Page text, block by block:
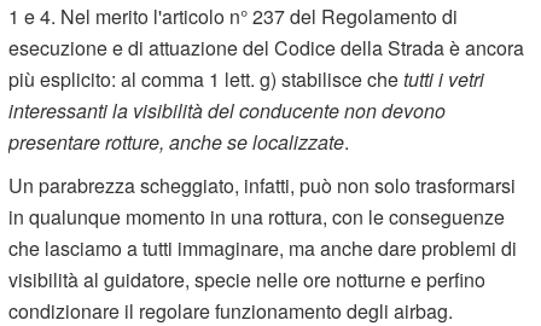
1 e 4. Nel merito l'articolo n° 237 del Regolamento di
esecuzione e di attuazione del Codice della Strada è ancora
più esplicito: al comma 1 lett. g) stabilisce chetutti i vetri
interessanti la visibilità del conducente non devono
presentare rotture, anche se localizzate.
Un parabrezza scheggiato, infatti, può non solo trasformarsi
in qualunque momento in una rottura, con le conseguenze
che lasciamo a tutti immaginare, ma anche dare problemi di
visibilità al guidatore, specie nelle ore notturne e perfino
condizionare il regolare funzionamento degli airbag.